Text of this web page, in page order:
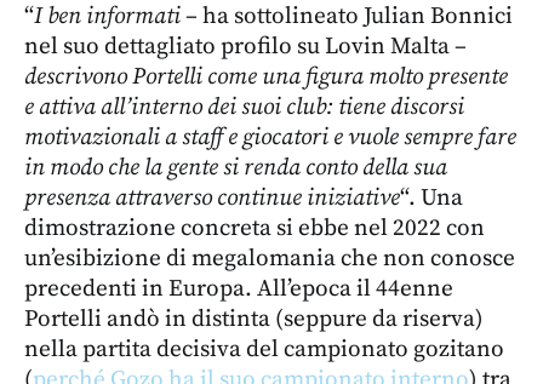
“I ben informati– ha sottolineato Julian Bonnici
nel suo dettagliato profilo su Lovin Malta –
descrivono Portelli come una figura molto presente
e attiva all’interno dei suoi club: tiene discorsi
motivazionali a staff e giocatori e vuole sempre fare
in modo che la gente si renda conto della sua
presenza attraverso continue iniziative“. Una
dimostrazione concreta si ebbe nel 2022 con
un’esibizione di megalomania che non conosce
precedenti in Europa. All’epoca il 44enne
Portelli andò in distinta (seppure da riserva)
nella partita decisiva del campionato gozitano